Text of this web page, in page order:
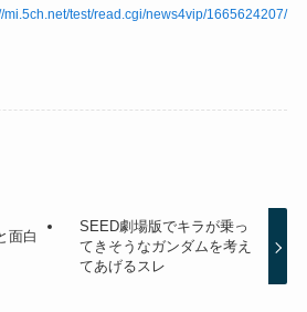
mi.5ch.net/test/read.cgi/news4vip/1665624207/
面白
SEED劇場版でキラが乗っ
てきそうなガンダムを考え
てあげるスレ